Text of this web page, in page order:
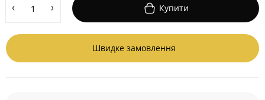
Купити
Швидке замовлення